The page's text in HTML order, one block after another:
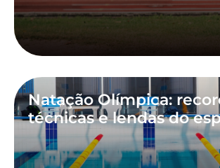
Natação Olímpica:
técnicas e lendas do